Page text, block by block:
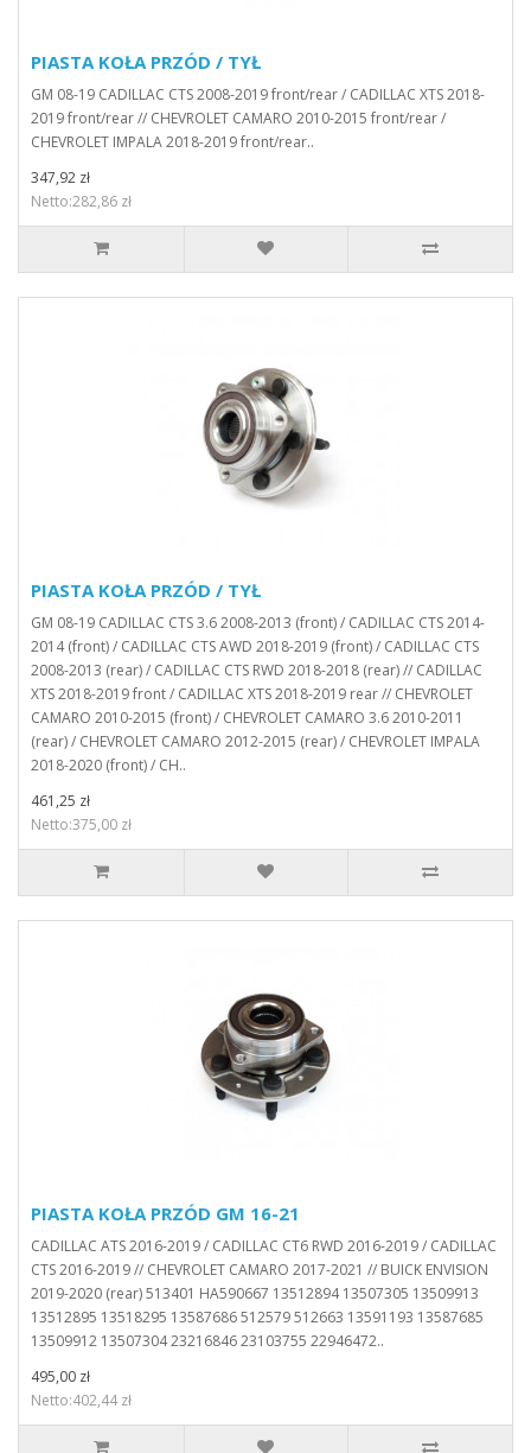
PIASTA KOŁA PRZÓD / TYŁ
GM 08-19 CADILLAC CTS 2008-2019 front/rear / CADILLAC XTS 2018-
2019 front/rear // CHEVROLET CAMARO 2010-2015 front/rear /
CHEVROLET IMPALA 2018-2019 front/rear..
347,92 zł
Netto:282,86 zł
PIASTA KOŁA PRZÓD / TYŁ
GM 08-19 CADILLAC CTS 3.6 2008-2013 (front) / CADILLAC CTS 2014-
2014 (front) / CADILLAC CTS AWD 2018-2019 (front) / CADILLAC CTS
2008-2013 (rear) / CADILLAC CTS RWD 2018-2018 (rear) // CADILLAC
XTS 2018-2019 front / CADILLAC XTS 2018-2019 rear // CHEVROLET
CAMARO 2010-2015 (front) / CHEVROLET CAMARO 3.6 2010-2011
(rear) / CHEVROLET CAMARO 2012-2015 (rear) / CHEVROLET IMPALA
2018-2020 (front) / CH..
461,25 zł
Netto:375,00 zł
PIASTA KOŁA PRZÓD GM 16-21
CADILLAC ATS 2016-2019 / CADILLAC CT6 RWD 2016-2019 / CADILLAC
CTS 2016-2019 // CHEVROLET CAMARO 2017-2021 // BUICK ENVISION
2019-2020 (rear) 513401 HA590667 13512894 13507305 13509913
13512895 13518295 13587686 512579 512663 13591193 13587685
13509912 13507304 23216846 23103755 22946472..
495,00 zł
Netto:402,44 zł